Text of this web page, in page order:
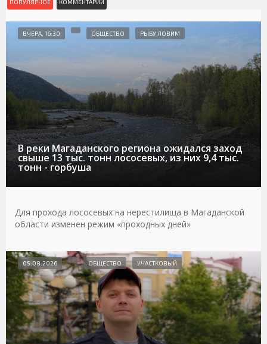
ПОПУЛЯРНОЕ КОММЕНТАРИИ
В реки Магаданского региона ожидался заход
свыше 13 тыс. тонн лососевых, из них 9,4 тыс.
тонн - горбуша
ВЧЕРА, 16:30 ОБЩЕСТВО РЫБУ ЛОВИМ
Для прохода лососевых на нерестилища в Магаданской
области изменен режим «проходных дней»
05.08.2026 ОБЩЕСТВО УЧАСТКОВЫЙ